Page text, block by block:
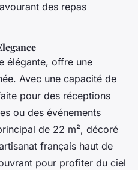
des repas
élégante, offre une
Avec une capacité de
pour des réceptions
ou des événements
de 22 m², décoré
français haut de
pour profiter du ciel